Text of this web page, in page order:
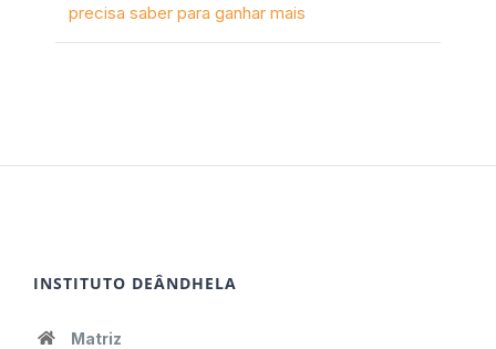
precisa saber para ganhar mais
INSTITUTO DEÂNDHELA
Matriz